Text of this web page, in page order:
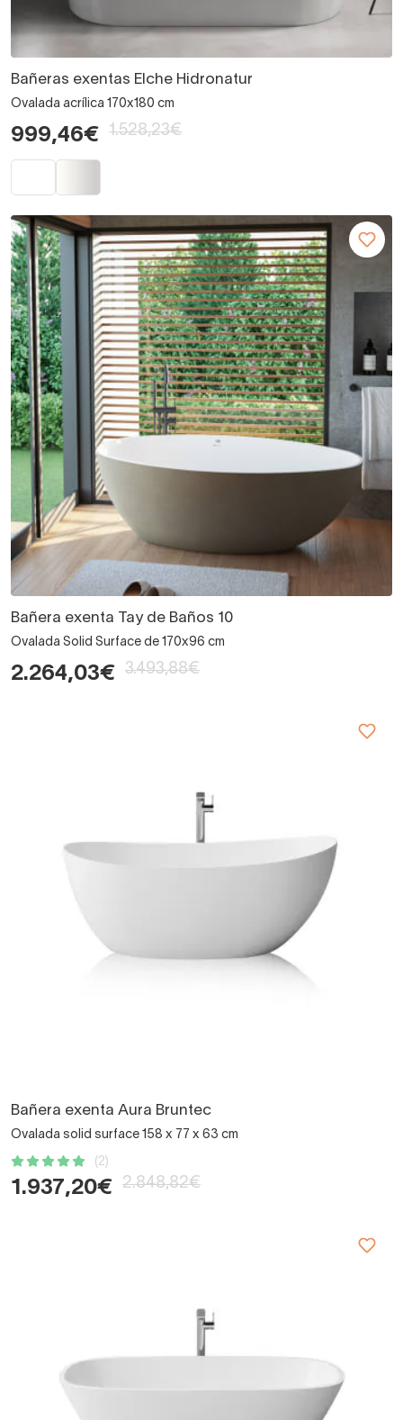
Bañeras exentas Elche Hidronatur
Ovalada acrílica 170x180 cm
999,46€ 1.528,23€
Bañera exenta Tay de Baños 10
Ovalada Solid Surface de 170x96 cm
2.264,03€ 3.493,88€
Bañera exenta Aura Bruntec
Ovalada solid surface 158 x 77 x 63 cm
(2)
1.937,20€ 2.848,82€